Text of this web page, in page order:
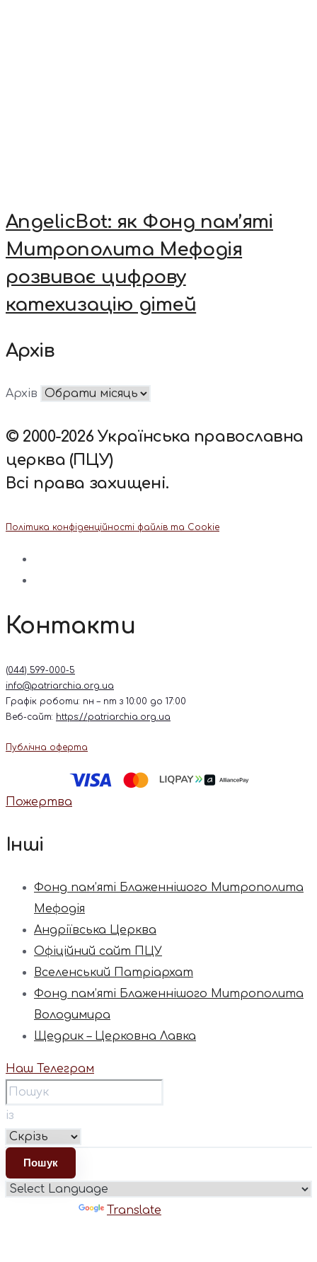
AngelicBot: як Фонд пам’яті
Митрополита Мефодія
розвиває цифрову
катехизацію дітей
Архів
Архів
© 2000-2026 Українська православна
церква (ПЦУ)
Всі права захищені.
Політика конфіденційності файлів та Cookie
Контакти
(044) 599-000-5
info@patriarchia.org.ua
Графік роботи: пн – пт з 10:00 до 17:00
Веб-сайт: https://patriarchia.org.ua
Публічна оферта
Пожертва
Інші
Фонд пам’яті Блаженнішого Митрополита
Мефодія
Андріївська Церква
Офіційний сайт ПЦУ
Вселенський Патріархат
Фонд пам’яті Блаженнішого Митрополита
Володимира
Щедрик – Церковна Лавка
Наш Телеграм
із
Translate